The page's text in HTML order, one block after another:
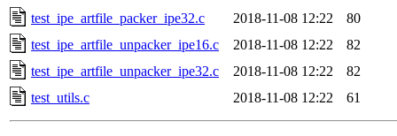
test_ipe_artfile_packer_ipe32.c
2018-11-08 12:22
80
test_ipe_artfile_unpacker_ipe16.c
2018-11-08 12:22
82
test_ipe_artfile_unpacker_ipe32.c
2018-11-08 12:22
82
test_utils.c
2018-11-08 12:22 61